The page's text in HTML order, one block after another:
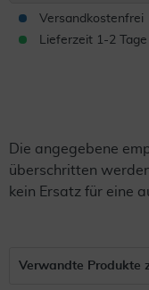
Versandkostenfrei
Lieferzeit 1-2 Tage
Die angegebene
überschritten
kein Ersatz für eine
Verwandte Produkte